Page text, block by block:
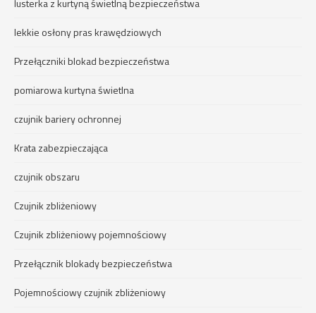
lusterka z kurtyną świetlną bezpieczeństwa
lekkie osłony pras krawędziowych
Przełączniki blokad bezpieczeństwa
pomiarowa kurtyna świetlna
czujnik bariery ochronnej
Krata zabezpieczająca
czujnik obszaru
Czujnik zbliżeniowy
Czujnik zbliżeniowy pojemnościowy
Przełącznik blokady bezpieczeństwa
Pojemnościowy czujnik zbliżeniowy